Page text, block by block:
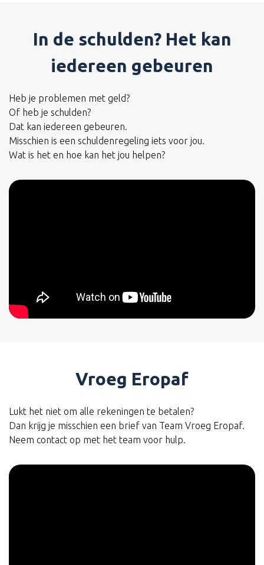
In de schulden? Het kan
iedereen gebeuren
Heb je problemen met geld?
Of heb je schulden?
Dat kan iedereen gebeuren.
Misschien is een schuldenregeling iets voor jou.
Wat is het en hoe kan het jou helpen?
Vroeg Eropaf
Lukt het niet om alle rekeningen te betalen?
Dan krijg je misschien een brief van Team Vroeg Eropaf.
Neem contact op met het team voor hulp.